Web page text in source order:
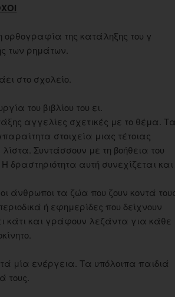
ορθογραφία της κατάληξης του γ
των ρημάτων.
στο σχολείο.
του βιβλίου του ει.
αγγελίες σχετικές με το θέμα. Τα
στοιχεία μιας τέτοιας
Συντάσσουν με τη βοήθεια του
δραστηριότητα αυτή συνεχίζεται και
άνθρωποι τα ζώα που ζουν κοντά
ή εφημερίδες που δείχνουν
κάτι και γράφουν λεζάντα για κάθε
μία ενέργεια. Τα υπόλοιπα παιδιά
τους.